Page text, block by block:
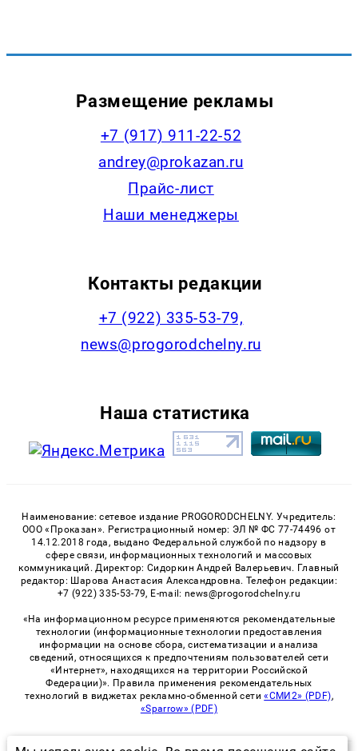
Размещение рекламы
+7 (917) 911-22-52
andrey@prokazan.ru
Прайс-лист
Наши менеджеры
Контакты редакции
+7 (922) 335-53-79,
news@progorodchelny.ru
Наша статистика
Наименование: сетевое издание PROGORODCHELNY. Учредитель:
ООО «Проказан». Регистрационный номер: ЭЛ № ФС 77-74496 от
14.12.2018 года, выдано Федеральной службой по надзору в
сфере связи, информационных технологий и массовых
коммуникаций. Директор: Сидоркин Андрей Валерьевич. Главный
редактор: Шарова Анастасия Александровна. Телефон редакции:
+7 (922) 335-53-79, E-mail: news@progorodchelny.ru
«На информационном ресурсе применяются рекомендательные
технологии (информационные технологии предоставления
информации на основе сбора, систематизации и анализа
сведений, относящихся к предпочтениям пользователей сети
«Интернет», находящихся на территории Российской
Федерации)». Правила применения рекомендательных
технологий в виджетах рекламно-обменной сети«СМИ2» (PDF),
«Sparrow» (PDF)